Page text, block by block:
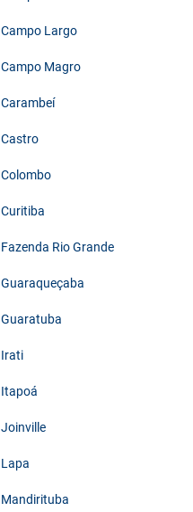
Campo Largo
Campo Magro
Carambeí
Castro
Colombo
Curitiba
Fazenda Rio Grande
Guaraqueçaba
Guaratuba
Irati
Itapoá
Joinville
Lapa
Mandirituba